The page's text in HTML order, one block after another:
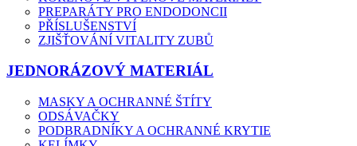
PREPARÁTY PRO ENDODONCII
PŘÍSLUŠENSTVÍ
ZJIŠŤOVÁNÍ VITALITY ZUBŮ
JEDNORÁZOVÝ MATERIÁL
MASKY A OCHRANNÉ ŠTÍTY
ODSÁVAČKY
PODBRADNÍKY A OCHRANNÉ KRYTIE